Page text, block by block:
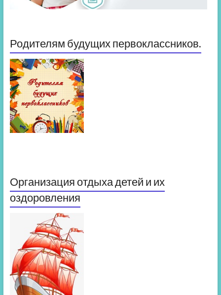
Родителям будущих первоклассников.
Организация отдыха детей и их
оздоровления